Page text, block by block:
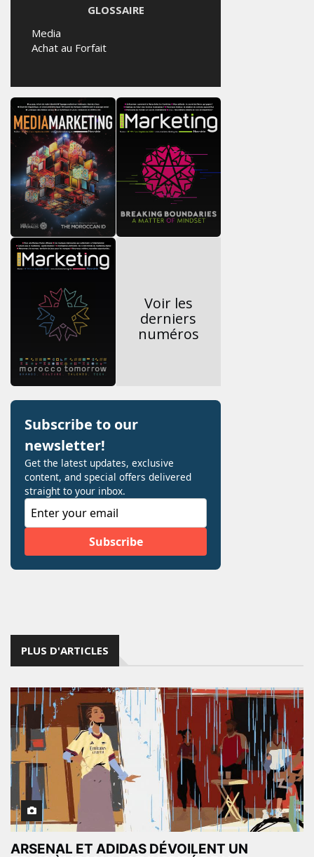
GLOSSAIRE
Media
Achat au Forfait
Voir les
derniers
numéros
PLUS D'ARTICLES
ARSENAL ET ADIDAS DÉVOILENT UN